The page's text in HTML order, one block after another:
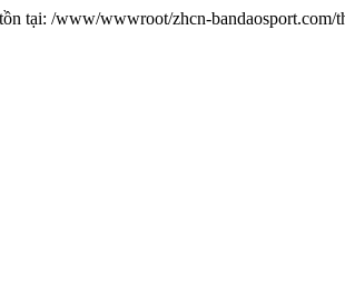
tại: /www/wwwroot/zhcn-bandaosport.com/